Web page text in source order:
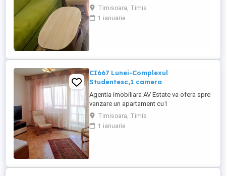
camera,Renovata,avand suprafata utila de
13mp, situata Parter intr-un imobil in regim
de inaltime P+4E, in zona Buziasilui,AEM,in
Timisoara, Timis
1 ianuarie
CI667 Lunei-Complexul
Studentesc,1 camera
Agentia imobiliara AV Estate va ofera spre
vanzare un apartament cu1
camera,Decomandat,avand suprafata
utila de 37 mp+ balcon de 3mp,, este
situat laEt.6 intr-un imobil in regim de
model mare,total ...
Timisoara, Timis
1 ianuarie